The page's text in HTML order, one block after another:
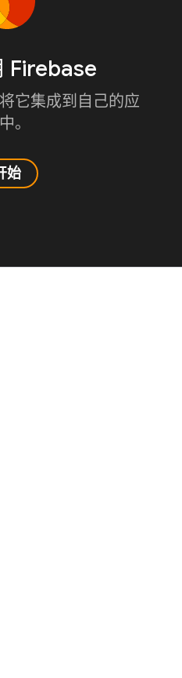
Firebase
它集成到自己的应
。
始